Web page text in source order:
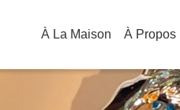
À La Maison